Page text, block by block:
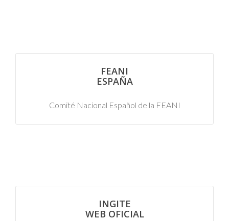
FEANI
ESPAÑA
Comité Nacional Español de la FEANI
INGITE
WEB OFICIAL